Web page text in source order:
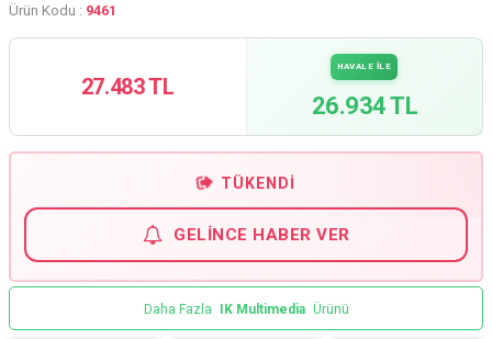
Ürün Kodu : 9461
27.483 TL
HAVALE İLE
26.934 TL
TÜKENDI
GELINCE HABER VER
Daha Fazla IK Multimedia Ürünü